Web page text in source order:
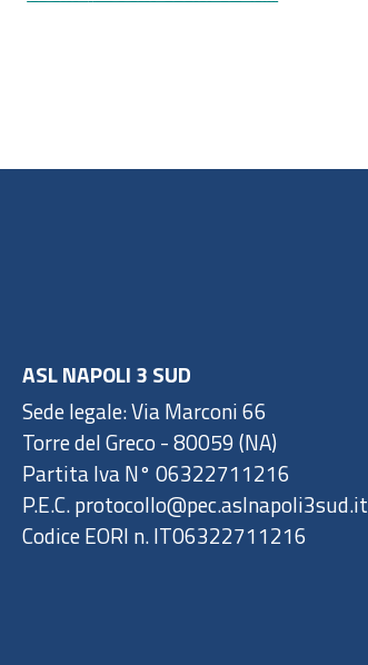
ASL NAPOLI 3 SUD
Sede legale: Via Marconi 66
Torre del Greco - 80059 (NA)
Partita Iva N° 06322711216
P.E.C. protocollo@pec.aslnapoli3sud.it
Codice EORI n. IT06322711216